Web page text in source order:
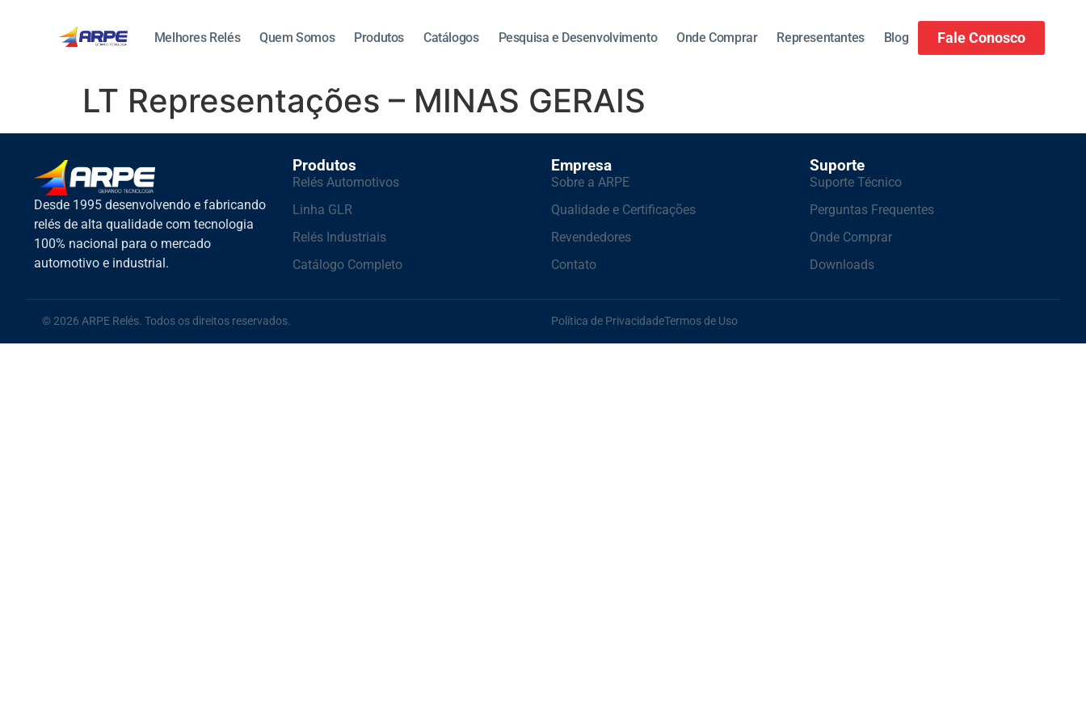
Melhores Relés Quem Somos Produtos Catálogos Pesquisa e Desenvolvimento Onde Comprar Representantes Blog Fale Conosco
LT Representações – MINAS GERAIS
Desde 1995 desenvolvendo e fabricando
relés de alta qualidade com tecnologia
100% nacional para o mercado
automotivo e industrial.
Produtos
Relés Automotivos
Linha GLR
Relés Industriais
Catálogo Completo
Empresa
Sobre a ARPE
Qualidade e Certificações
Revendedores
Contato
Suporte
Suporte Técnico
Perguntas Frequentes
Onde Comprar
Downloads
© 2026 ARPE Relés. Todos os direitos reservados. Política de PrivacidadeTermos de Uso